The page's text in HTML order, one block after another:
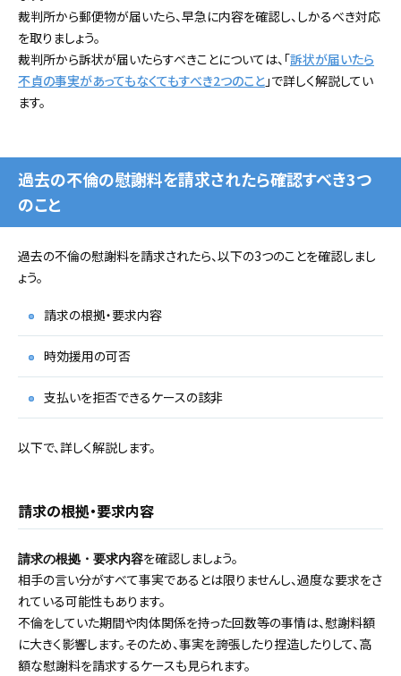
裁判所から郵便物が届いたら、早急に内容を確認し、しかるべき対応
を取りましょう。
裁判所から訴状が届いたらすべきことについては、「訴状が届いたら
不貞の事実があってもなくてもすべき2つのこと 」で詳しく解説してい
ます。
過去の不倫の慰謝料を請求されたら確認すべき3つ
のこと
過去の不倫の慰謝料を請求されたら、以下の3つのことを確認しまし
ょう。
請求の根拠・要求内容
時効援用の可否
支払いを拒否できるケースの該非
以下で、詳しく解説します。
請求の根拠・要求内容
請求の根拠・要求内容を確認しましょう。
相手の言い分がすべて事実であるとは限りませんし、過度な要求をさ
れている可能性もあります。
不倫をしていた期間や肉体関係を持った回数等の事情は、慰謝料額
に大きく影響します。そのため、事実を誇張したり捏造したりして、高
額な慰謝料を請求するケースも見られます。